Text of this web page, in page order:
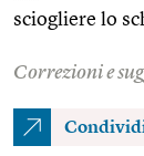
sciogliere lo
Correzioni e